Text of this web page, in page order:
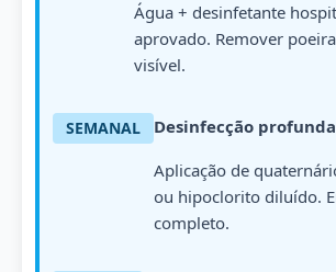
Água + desinfetante
aprovado. Remover
visível.
SEMANAL
Desinfecção profunda
Aplicação de
ou hipoclorito diluído.
completo.